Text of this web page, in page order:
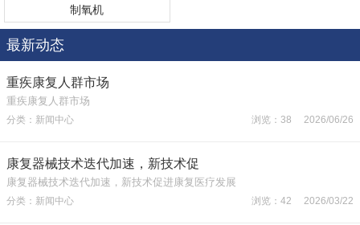
制氧机
最新动态
重疾康复人群市场
重疾康复人群市场
分类：新闻中心 浏览：38 2026/06/26
康复器械技术迭代加速，新技术促
康复器械技术迭代加速，新技术促进康复医疗发展
分类：新闻中心 浏览：42 2026/03/22